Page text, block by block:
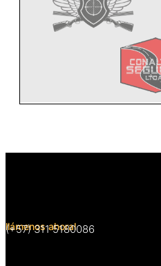
llámenos ahoral
(+57) 311 5180086